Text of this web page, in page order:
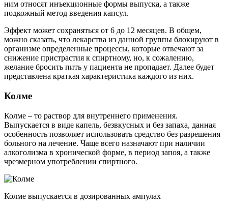
ним относят инъекционные формы выпуска, а также
подкожный метод введения капсул.
Эффект может сохраняться от 6 до 12 месяцев. В общем,
можно сказать, что лекарства из данной группы блокируют в
организме определенные процессы, которые отвечают за
снижение пристрастия к спиртному, но, к сожалению,
желание бросить пить у пациента не пропадает. Далее будет
представлена краткая характеристика каждого из них.
Колме
Колме – то раствор для внутреннего применения.
Выпускается в виде капель, безвкусных и без запаха, данная
особенность позволяет использовать средство без разрешения
больного на лечение. Чаще всего назначают при наличии
алкоголизма в хронической форме, в период запоя, а также
чрезмерном употреблении спиртного.
Колме выпускается в дозированных ампулах